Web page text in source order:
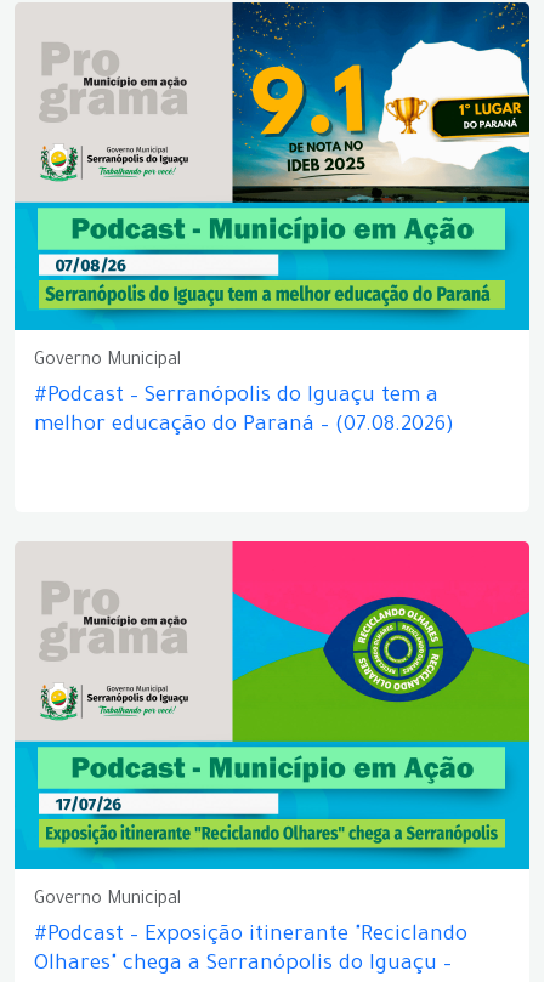
Governo Municipal
#Podcast – Serranópolis do Iguaçu tem a
melhor educação do Paraná – (07.08.2026)
Governo Municipal
#Podcast – Exposição itinerante "Reciclando
Olhares" chega a Serranópolis do Iguaçu –